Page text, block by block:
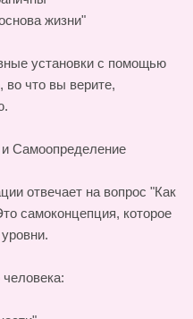
жизни"
установки с помощью
во что вы верите,
Самоопределение
отвечает на вопрос "Как
самоконцепция, которое